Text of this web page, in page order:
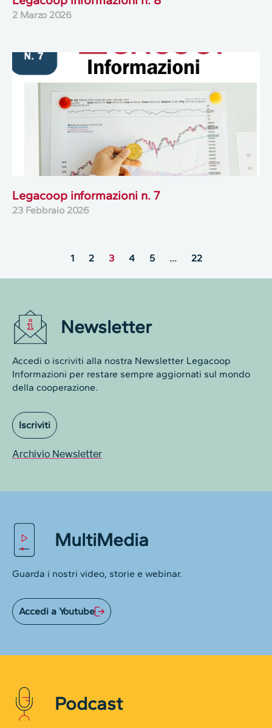
2 Marzo 2026
Legacoop informazioni n. 7
23 Febbraio 2026
1 2 3 4 5 … 22
Newsletter
Accedi o iscriviti alla nostra Newsletter Legacoop
Informazioni per restare sempre aggiornati sul mondo
della cooperazione.
Iscriviti
Archivio Newsletter
MultiMedia
Guarda i nostri video, storie e webinar.
Accedi a Youtube
Podcast